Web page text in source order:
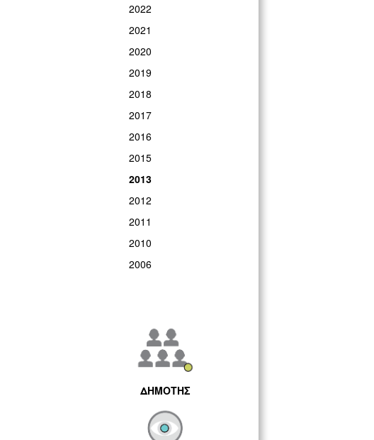
2022
2021
2020
2019
2018
2017
2016
2015
2013
2012
2011
2010
2006
ΔΗΜΟΤΗΣ